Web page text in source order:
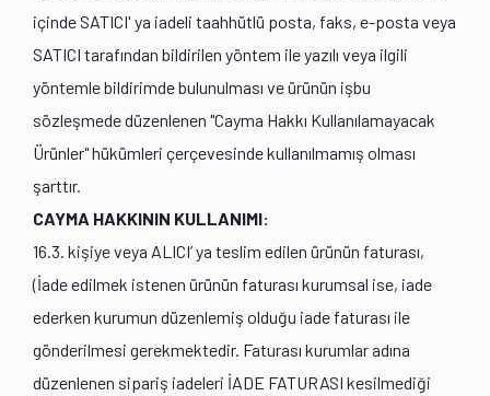
içinde SATICI' ya iadeli taahhütlü posta, faks, e-posta veya
SATICI tarafından bildirilen yöntem ile yazılı veya ilgili
yöntemle bildirimde bulunulması ve ürünün işbu
sözleşmede düzenlenen "Cayma Hakkı Kullanılamayacak
Ürünler" hükümleri çerçevesinde kullanılmamış olması
şarttır.
CAYMA HAKKININ KULLANIMI:
16.3. kişiye veya ALICI’ ya teslim edilen ürünün faturası,
(İade edilmek istenen ürünün faturası kurumsal ise, iade
ederken kurumun düzenlemiş olduğu iade faturası ile
gönderilmesi gerekmektedir. Faturası kurumlar adına
düzenlenen sipariş iadeleri İADE FATURASI kesilmediği